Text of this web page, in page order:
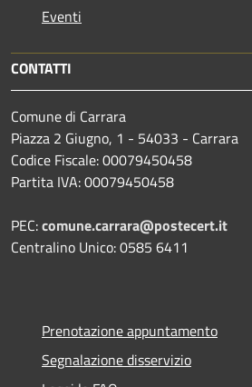
Eventi
CONTATTI
Comune di Carrara
Piazza 2 Giugno, 1 - 54033 - Carrara
Codice Fiscale: 00079450458
Partita IVA: 00079450458
PEC:comune.carrara@postecert.it
Centralino Unico: 0585 6411
Prenotazione appuntamento
Segnalazione disservizio